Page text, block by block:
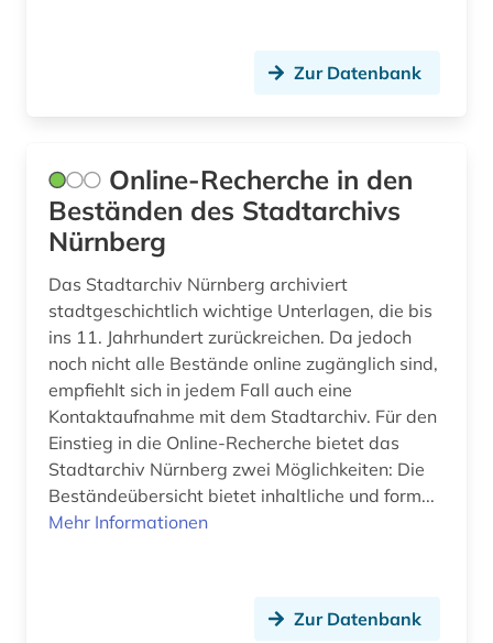
Wirtschaftswissenschaften (1)
Museumswesen (0)
Zur Datenbank
Online-Recherche in den
Beständen des Stadtarchivs
Nürnberg
Das Stadtarchiv Nürnberg archiviert
stadtgeschichtlich wichtige Unterlagen, die bis
ins 11. Jahrhundert zurückreichen. Da jedoch
noch nicht alle Bestände online zugänglich sind,
empfiehlt sich in jedem Fall auch eine
Kontaktaufnahme mit dem Stadtarchiv. Für den
Einstieg in die Online-Recherche bietet das
Stadtarchiv Nürnberg zwei Möglichkeiten: Die
Beständeübersicht bietet inhaltliche und form...
Mehr Informationen
Zur Datenbank